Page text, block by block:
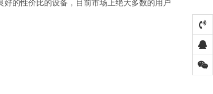
的性价比的设备，目前市场上绝大多数的用户